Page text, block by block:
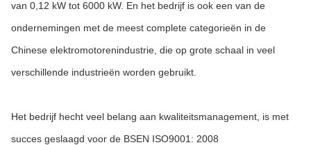
van 0,12 kW tot 6000 kW. En het bedrijf is ook een van de
ondernemingen met de meest complete categorieën in de
Chinese elektromotorenindustrie, die op grote schaal in veel
verschillende industrieën worden gebruikt.
Het bedrijf hecht veel belang aan kwaliteitsmanagement, is met
succes geslaagd voor de BSEN ISO9001: 2008